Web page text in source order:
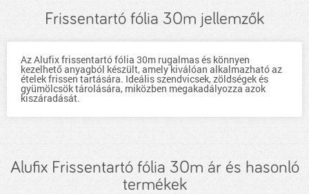
Frissentartó fólia 30m jellemzők
Az Alufix frissentartó fólia 30m rugalmas és könnyen
kezelhető anyagból készült, amely kiválóan alkalmazható az
ételek frissen tartására. Ideális szendvicsek, zöldségek és
gyümölcsök tárolására, miközben megakadályozza azok
kiszáradását.
Alufix Frissentartó fólia 30m ár és hasonló
termékek